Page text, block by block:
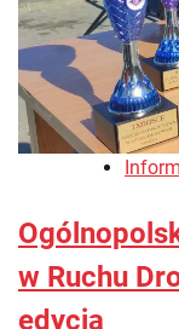
w Ruchu
edycja